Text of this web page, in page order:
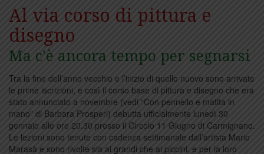
Al via corso di pittura e
disegno
Ma c'è ancora tempo per segnarsi
Tra la fine dell’anno vecchio e l’inizio di quello nuovo sono arrivate
le prime iscrizioni, e così il corso base di pittura e disegno che era
stato annunciato a novembre (vedi “Con pennello e matita in
mano” di Barbara Prosperi) debutta ufficialmente lunedì 30
gennaio alle ore 20.30 presso il Circolo 11 Giugno di Carmignano.
Le lezioni sono tenute con cadenza settimanale dall’artista Mario
Marasà e sono rivolte sia ai grandi che ai piccini, e per la loro